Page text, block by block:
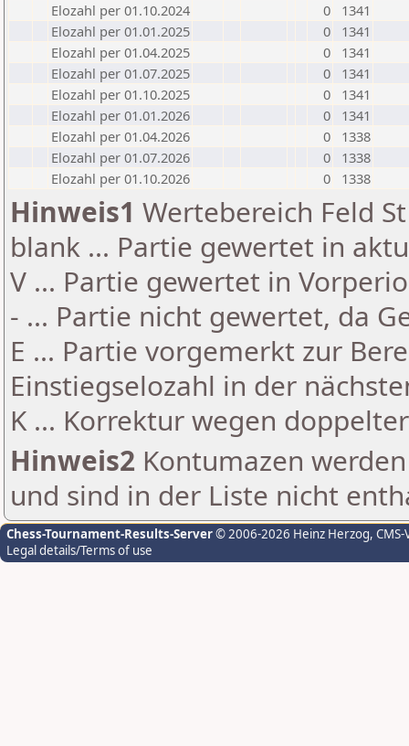
Elozahl per 01.10.2024
0
1341
Elozahl per 01.01.2025
0
1341
Elozahl per 01.04.2025
0
1341
Elozahl per 01.07.2025
0
1341
Elozahl per 01.10.2025
0
1341
Elozahl per 01.01.2026
0
1341
Elozahl per 01.04.2026
0
1338
Elozahl per 01.07.2026
0
1338
Elozahl per 01.10.2026
0 1338
Hinweis1 Wertebereich Feld
blank ... Partie gewertet in
V ... Partie gewertet in
- ... Partie nicht gewertet, da
E ... Partie vorgemerkt zur
Einstiegselozahl in der
K ... Korrektur wegen
Hinweis2 Kontumazen
und sind in der Liste nicht
Chess-Tournament-Results-Server© 2006-2026 Heinz Herzog,
Legal details/Terms of use